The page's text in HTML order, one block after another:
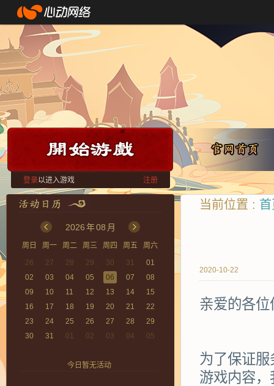
登录以进入游戏 注册
2026年08 月
周日 周一 周二 周三 周四 周五
周六
26
27 28 29 30 31
01
02
03 04 05 06 07
08
09
10 11 12 13 14
15
16
17 18 19 20 21
22
23
24 25 26 27 28
29
30
31 01 02 03 04 05
今日暂无活动
当前位置 :
2020-10-22
亲爱的各位
为了保证
游戏内容